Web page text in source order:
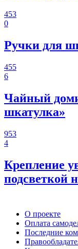
453
0
Ручки для
455
6
Чайный
шкатулка»
953
4
Крепление
подсветкой
О проекте
Оплата
Последние